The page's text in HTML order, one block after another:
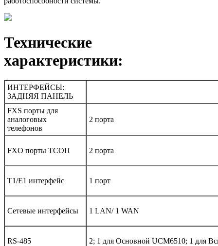
Технические
характеристики:
ИНТЕРФЕЙСЫ:
ЗАДНЯЯ ПАНЕЛЬ
FXS порты для
аналоговых
телефонов
2 порта
FXO порты ТСОП 2 порта
T1/E1 интерфейс 1 порт
Сетевые интерфейсы 1 LAN/ 1 WAN
RS-485 2; 1 для Основной UCM6510; 1 для